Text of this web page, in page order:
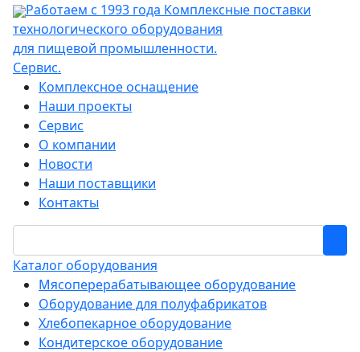
Работаем с 1993 года Комплексные поставки
технологического оборудования
для пищевой промышленности.
Сервис.
Комплексное оснащение
Наши проекты
Сервис
О компании
Новости
Наши поставщики
Контакты
Каталог оборудования
Мясоперерабатывающее оборудование
Оборудование для полуфабрикатов
Хлебопекарное оборудование
Кондитерское оборудование